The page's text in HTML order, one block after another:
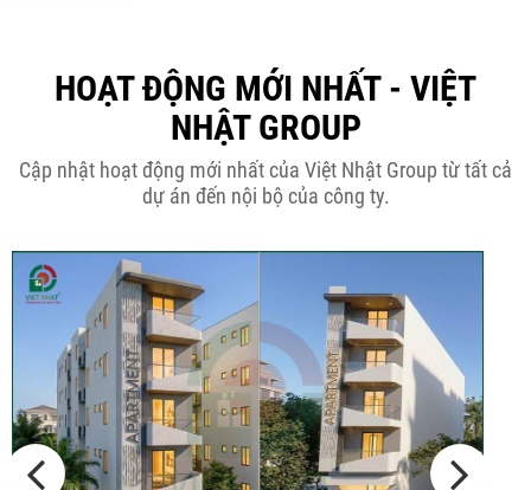
HOẠT ĐỘNG MỚI NHẤT - VIỆT
NHẬT GROUP
Cập nhật hoạt động mới nhất của Việt Nhật Group từ tất cả
dự án đến nội bộ của công ty.